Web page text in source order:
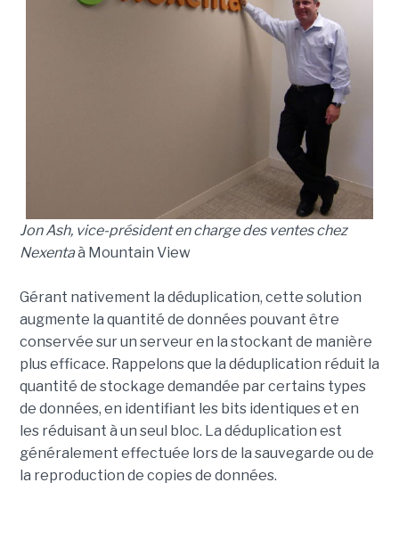
Jon Ash, vice-président en charge des ventes chez
Nexentaà Mountain View
Gérant nativement la déduplication, cette solution
augmente la quantité de données pouvant être
conservée sur un serveur en la stockant de manière
plus efficace. Rappelons que la déduplication réduit la
quantité de stockage demandée par certains types
de données, en identifiant les bits identiques et en
les réduisant à un seul bloc. La déduplication est
généralement effectuée lors de la sauvegarde ou de
la reproduction de copies de données.